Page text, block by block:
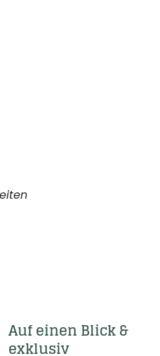
Auf einen Blick &
exklusiv